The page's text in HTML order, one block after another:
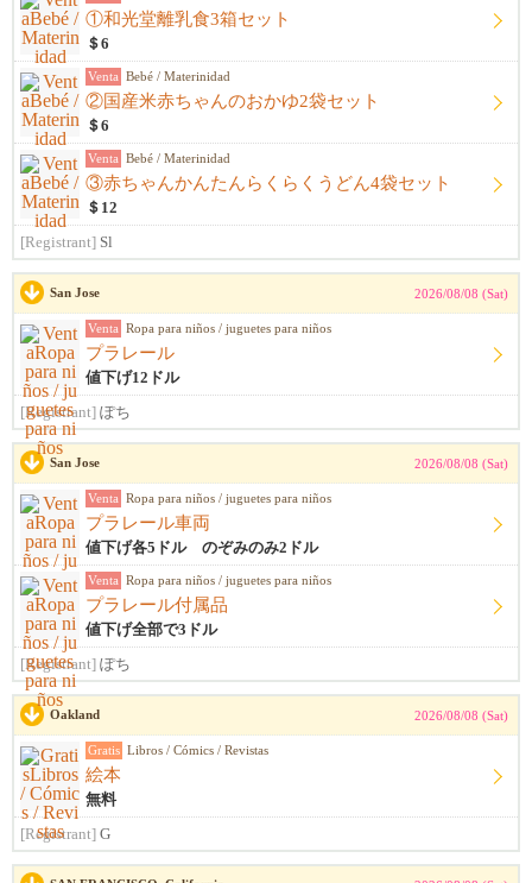
①和光堂離乳食3箱セット
＄6
Venta Bebé / Materinidad
②国産米赤ちゃんのおかゆ2袋セット
＄6
Venta Bebé / Materinidad
③赤ちゃんかんたんらくらくうどん4袋セット
＄12
[Registrant] Sl
San Jose 2026/08/08 (Sat)
Venta Ropa para niños / juguetes para niños
プラレール
値下げ12ドル
[Registrant] ぽち
San Jose 2026/08/08 (Sat)
Venta Ropa para niños / juguetes para niños
プラレール車両
値下げ各5ドル のぞみのみ2ドル
Venta Ropa para niños / juguetes para niños
プラレール付属品
値下げ全部で3ドル
[Registrant] ぽち
Oakland 2026/08/08 (Sat)
Gratis Libros / Cómics / Revistas
絵本
無料
[Registrant] G